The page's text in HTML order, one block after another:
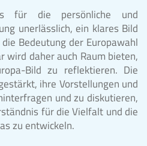
für die persönliche und
unerlässlich, ein klares Bild
Bedeutung der Europawahl
wird daher auch Raum bieten,
Bild zu reflektieren. Die
ihre Vorstellungen und
und zu diskutieren,
für die Vielfalt und die
zu entwickeln.